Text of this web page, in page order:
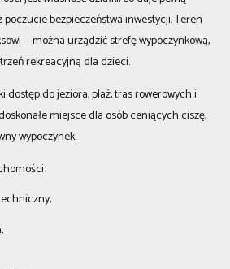
bezpieczeństwa inwestycji. Teren
— można urządzić strefę wypoczynkową,
rekreacyjną dla dzieci.
dostęp do jeziora, plaż, tras rowerowych i
miejsce dla osób ceniących ciszę,
wypoczynek.